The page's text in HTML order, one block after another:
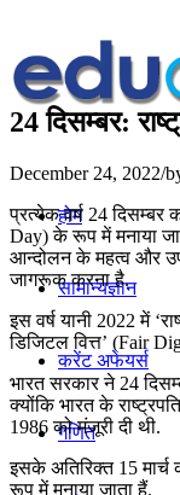
होम
सामान्यज्ञान
करेंट अफेयर्स
गणित
24 दिसम्बर:
December 24, 2022/
प्रत्येक वर्ष 24 दिसम्बर
Day) के रूप में मनाया
आन्‍दोलन के महत्‍व और
जागरूक करना है.
इस वर्ष यानी 2022 में
डिजिटल वित्त’ (Fair
भारत सरकार ने 24
क्योंकि भारत के
1986 को मंजूरी दी थी.
इसके अतिरिक्‍त 15 मार्च
रूप में मनाया जाता हैं.